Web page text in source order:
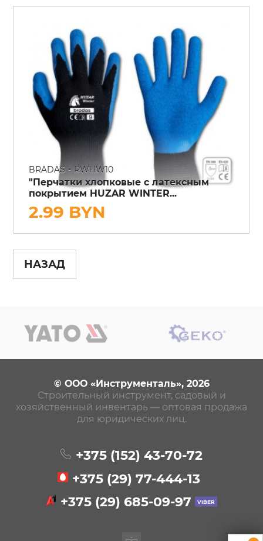
BRADAS•RWHW10
"Перчатки хлопковые с латексным
покрытием HUZAR WINTER...
2.99 BYN
НАЗАД
© ООО «Инструменталь», 2026
Строительный инструмент, садовый и
хозяйственный инвентарь — оптовая продажа
для юридических лиц.
+375 (152) 43-70-72
+375 (29)77-444-13
+375 (29) 685-09-97